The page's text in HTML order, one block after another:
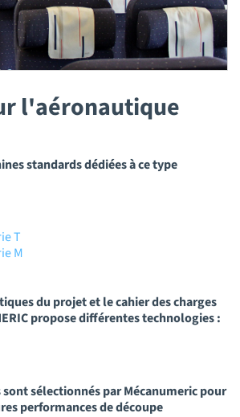
l'aéronautique
standards dédiées à ce type
T
M
du projet et le cahier des charges
propose différentes technologies :
sélectionnés par Mécanumeric pour
performances de découpe